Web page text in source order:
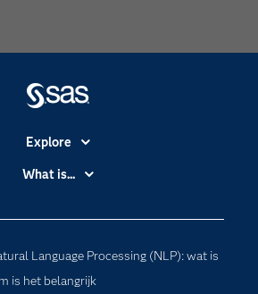
Language Processing (NLP): wat is
is het belangrijk
Explore
Accessibility
Certification
Communities
Company
What is...
Cloud Computing
Data Science